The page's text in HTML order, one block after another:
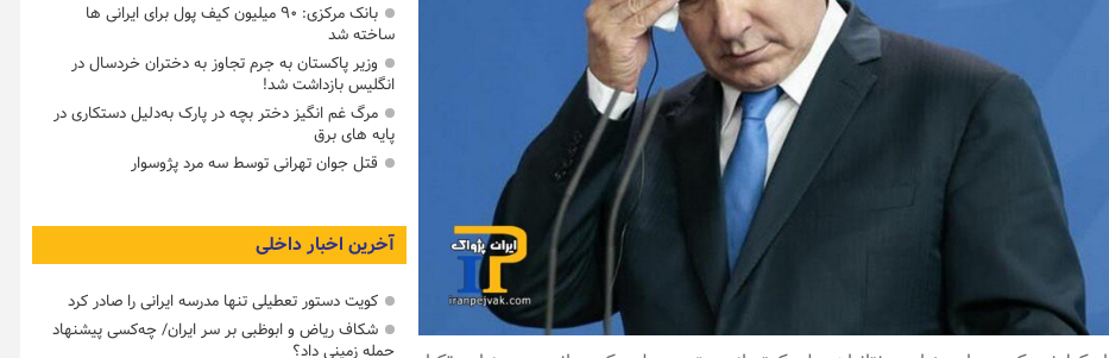
بانک مرکزی: ۹۰ میلیون کیف پول برای ایرانی ها
ساخته شد
وزیر پاکستان به جرم تجاوز به دختران خردسال در
انگلیس بازداشت شد!
مرگ غم انگیز دختر بچه در پارک به‌دلیل دستکاری در
پایه های برق
قتل جوان تهرانی توسط سه مرد پژوسوار
آخرین اخبار داخلی
کویت دستور تعطیلی تنها مدرسه ایرانی را صادر کرد
شکاف ریاض و ابوظبی بر سر ایران/ چه‌کسی پیشنهاد
حمله زمینی داد؟